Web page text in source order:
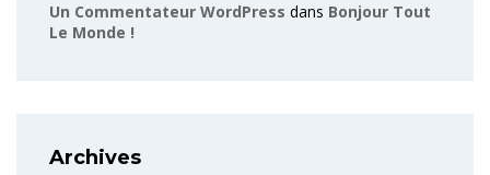
Un Commentateur WordPress dans Bonjour Tout
Le Monde !
Archives